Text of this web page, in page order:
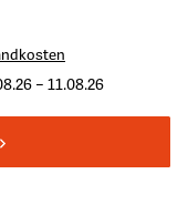
– 11.08.26